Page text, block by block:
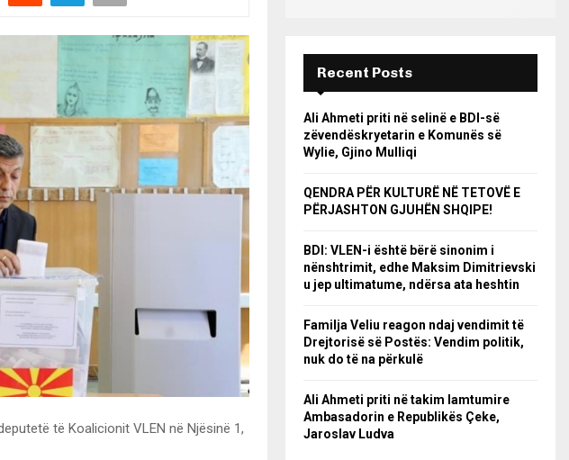
të Koalicionit VLEN në Njësinë 1,
Recent Posts
Ali Ahmeti priti në selinë e BDI-së
zëvendëskryetarin e Komunës së
Wylie, Gjino Mulliqi
QENDRA PËR KULTURË NË TETOVË E
PËRJASHTON GJUHËN SHQIPE!
BDI: VLEN-i është bërë sinonim i
nënshtrimit, edhe Maksim Dimitrievski
u jep ultimatume, ndërsa ata heshtin
Familja Veliu reagon ndaj vendimit të
Drejtorisë së Postës: Vendim politik,
nuk do të na përkulë
Ali Ahmeti priti në takim lamtumire
Ambasadorin e Republikës Çeke,
Jaroslav Ludva